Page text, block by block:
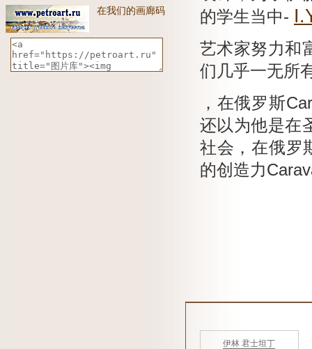
在我们的画廊码
的学生当中-
艺术家努力和
们几乎一无所
，在俄罗斯
还以为他是在
社会，在俄罗
的创造力
伊林 君士坦丁